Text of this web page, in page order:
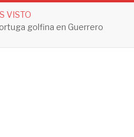
VISTO
golfina en Guerrero